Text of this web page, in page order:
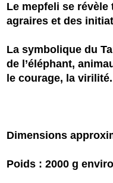
Le mepfeli se
agraires et des
La symbolique du
de l’éléphant,
le courage, la virilité.
Dimensions
Poids : 2000 g